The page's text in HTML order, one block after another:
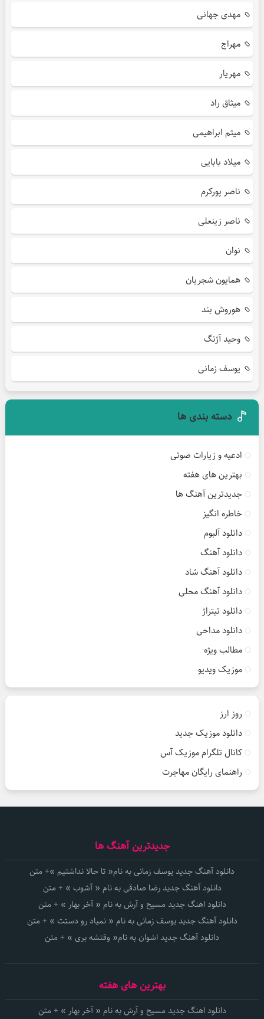
مهدی جهانی
مهراج
مهریار
میثاق راد
میثم ابراهیمی
میلاد بابایی
ناصر پورکرم
ناصر زینعلی
نوان
همایون شجریان
هوروش بند
وحید آژنگ
یوسف زمانی
دسته بندی ها
ادعیه و زیارات صوتی
بهترین های هفته
جدیدترین آهنگ ها
خاطره انگیز
دانلود آلبوم
دانلود آهنگ
دانلود آهنگ شاد
دانلود آهنگ محلی
دانلود تیتراژ
دانلود مداحی
مطالب ویژه
موزیک ویدیو
روز ارز
دانلود موزیک جدید
کانال تلگرام موزیک آس
راهنمای رایگان مهاجرت
جدیدترین آهنگ ها
دانلود آهنگ جدید یوسف زمانی به نام« تا حالا نداشتیم »+ متن
دانلود آهنگ جدید رضا صادقی به نام « آشوب » + متن
دانلود اهنگ جدید مسیح و آرش به نام « آخر بهار » + متن
دانلود آهنگ جدید یوسف زمانی به نام « نمیاد رو دستت » + متن
دانلود آهنگ جدید اشوان به نام« وقتشه بری » + متن
بهترین های هفته
دانلود اهنگ جدید مسیح و آرش به نام « آخر بهار » + متن